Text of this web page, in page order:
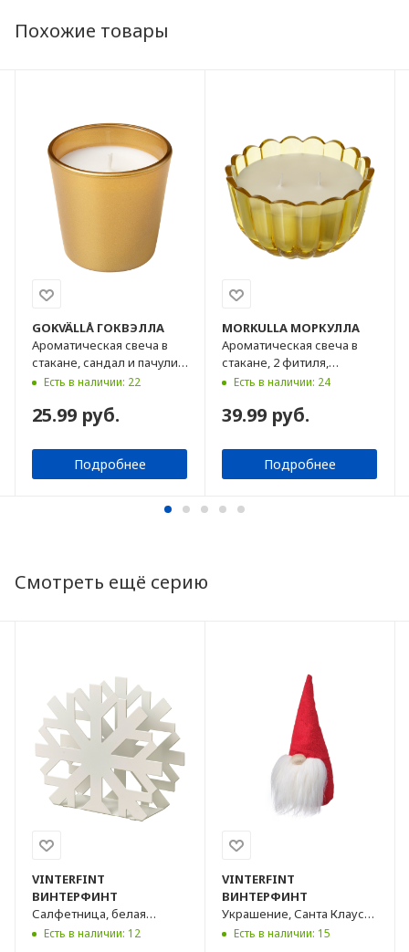
Похожие товары
GOKVÄLLÅ ГОКВЭЛЛА
Ароматическая свеча в
стакане, сандал и пачули,
20 чЕсть в наличии: 22
25.99 руб.
Подробнее
MORKULLA МОРКУЛЛА
Ароматическая свеча в
стакане, 2 фитиля,
цитрусовые цветы,
Есть в наличии: 24
39.99 руб.
Подробнее
Смотреть ещё серию
VINTERFINT
ВИНТЕРФИНТ
Салфетница, белая
снежинка, 17х15 см
Есть в наличии: 12
VINTERFINT
ВИНТЕРФИНТ
Украшение, Санта Клаус
красный, 19 см
Есть в наличии: 15